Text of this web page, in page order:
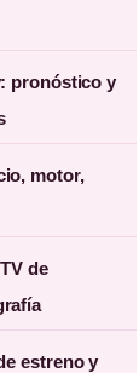
pronóstico y
motor,
de
estreno y